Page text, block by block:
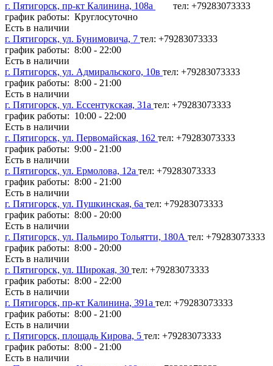
г. Пятигорск, пр-кт Калинина, 108а
тел: +79283073333
график работы: Круглосуточно
Есть в наличии
г. Пятигорск, ул. Бунимовича, 7 тел: +79283073333
график работы: 8:00 - 22:00
Есть в наличии
г. Пятигорск, ул. Адмиральского, 10в тел: +79283073333
график работы: 8:00 - 21:00
Есть в наличии
г. Пятигорск, ул. Ессентукская, 31а тел: +79283073333
график работы: 10:00 - 22:00
Есть в наличии
г. Пятигорск, ул. Первомайская, 162 тел: +79283073333
график работы: 9:00 - 21:00
Есть в наличии
г. Пятигорск, ул. Ермолова, 12а тел: +79283073333
график работы: 8:00 - 21:00
Есть в наличии
г. Пятигорск, ул. Пушкинская, 6а тел: +79283073333
график работы: 8:00 - 20:00
Есть в наличии
г. Пятигорск, ул. Пальмиро Тольятти, 180А тел: +79283073333
график работы: 8:00 - 20:00
Есть в наличии
г. Пятигорск, ул. Широкая, 30 тел: +79283073333
график работы: 8:00 - 22:00
Есть в наличии
г. Пятигорск, пр-кт Калинина, 391а тел: +79283073333
график работы: 8:00 - 21:00
Есть в наличии
г. Пятигорск, площадь Кирова, 5 тел: +79283073333
график работы: 8:00 - 21:00
Есть в наличии